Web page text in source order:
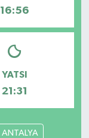
16:56
YATSI
21:31
ANTALYA